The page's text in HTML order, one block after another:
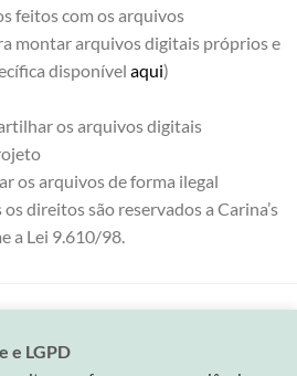
feitos com os arquivos
montar arquivos digitais próprios e
disponível aqui)
os arquivos digitais
os arquivos de forma ilegal
os direitos são reservados a Carina’s
a Lei 9.610/98.
Visa
e LGPD